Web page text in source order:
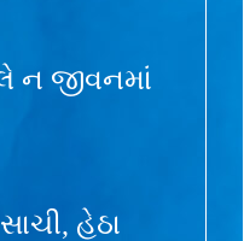
ન જીવનમાં
હેઠા